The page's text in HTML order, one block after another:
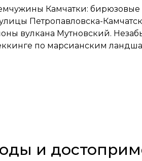
Камчатки: бирюзовые
Петропавловска-
вулкана Мутновский.
по марсианским
и